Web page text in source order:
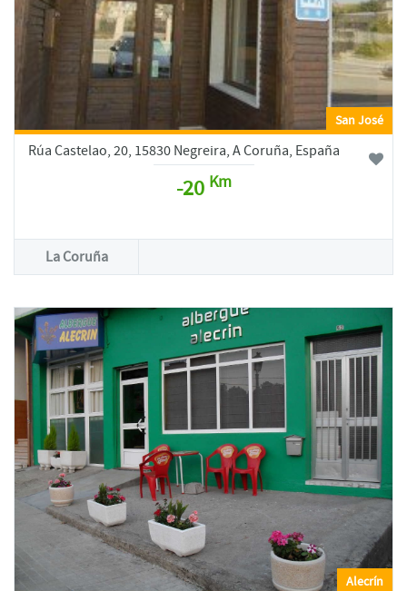
San José
Rúa Castelao, 20, 15830 Negreira, A Coruña, España
-20 Km
La Coruña
Alecrín